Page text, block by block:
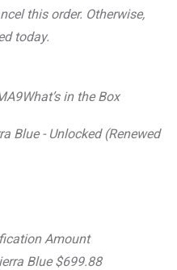
this order. Otherwise,
today.
in the Box
Blue - Unlocked (Renewed
Amount
Blue $699.88